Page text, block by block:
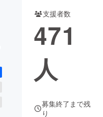
支援者数
471
人
募集終了まで残
り